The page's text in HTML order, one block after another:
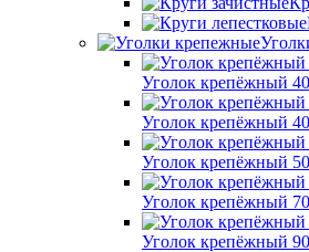
Уголок крепёжный
Уголок крепёжный
Уголок крепёжный
Уголок крепёжный
Уголок крепёжный